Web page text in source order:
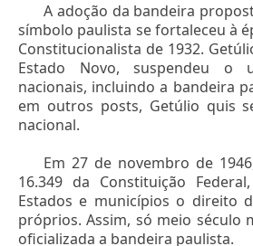
A adoção da bandeira
símbolo paulista se fortaleceu à
Constitucionalista de 1932.
Estado Novo, suspendeu o
nacionais, incluindo a bandeira
em outros posts, Getúlio quis
nacional.
Em 27 de novembro de
16.349 da Constituição
Estados e municípios o direito
próprios. Assim, só meio século
oficializada a bandeira paulista.